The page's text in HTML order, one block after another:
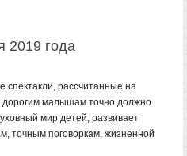
2019 года
рассчитанные на
дорогим малышам точно должно
мир детей, развивает
точным поговоркам, жизненной